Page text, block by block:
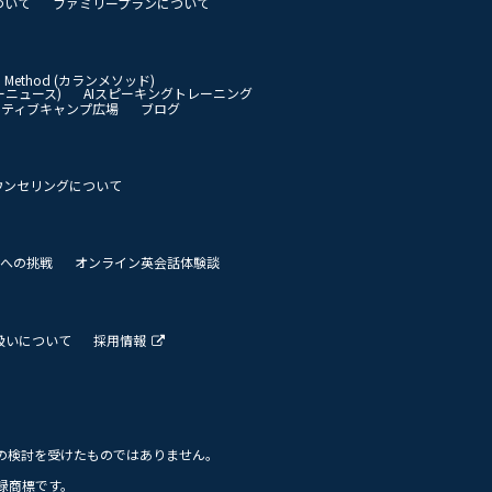
Method (カランメソッド)
ニュース)
AIスピーキングトレーニング
ィブキャンプ広場
ブログ
セリングについて
の挑戦 オンライン英会話体験談
いについて 採用情報
討を受けたものではありません。
標です。